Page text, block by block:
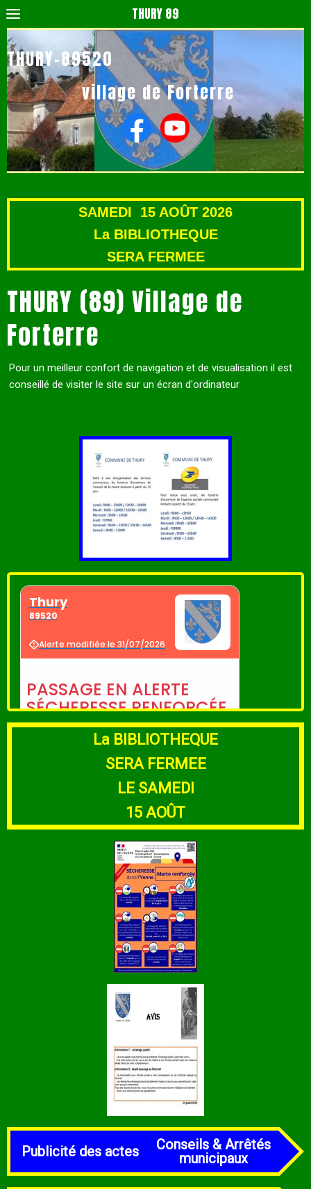
THURY 89
THURY-89520
village de Forterre
SAMEDI 15 AOÛT 2026
La BIBLIOTHEQUE
SERA FERMEE
THURY (89) Village de
Forterre
Pour un meilleur confort de navigation et de visualisation il est
conseillé de visiter le site sur un écran d'ordinateur
La BIBLIOTHEQUE
SERA FERMEE
LE SAMEDI
15 AOÛT
Publicité des actes Conseils &Arrêtés
municipaux